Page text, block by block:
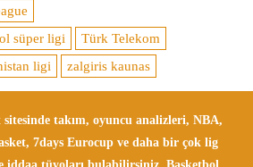
süper ligi
Türk Telekom
ligi zalgiris kaunas
takım, oyuncu analizleri, NBA,
7days Eurocup ve daha bir çok lig